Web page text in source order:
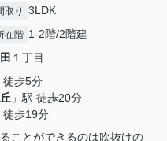
取り 3LDK
在階 1-2階/2階建
１丁目
徒歩5分
」駅 徒歩20分
徒歩19分
ことができるのは吹抜けの